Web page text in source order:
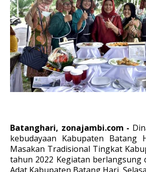
Batanghari, zonajambi.com -
kebudayaan Kabupaten Batang
Masakan Tradisional Tingkat
tahun 2022 Kegiatan berlangsung